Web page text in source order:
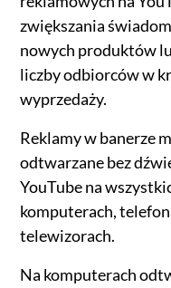
zwiększania
nowych produktów
liczby odbiorców w
wyprzedaży.
Reklamy w banerze
odtwarzane bez
YouTube na
komputerach,
telewizorach.
Na komputerach